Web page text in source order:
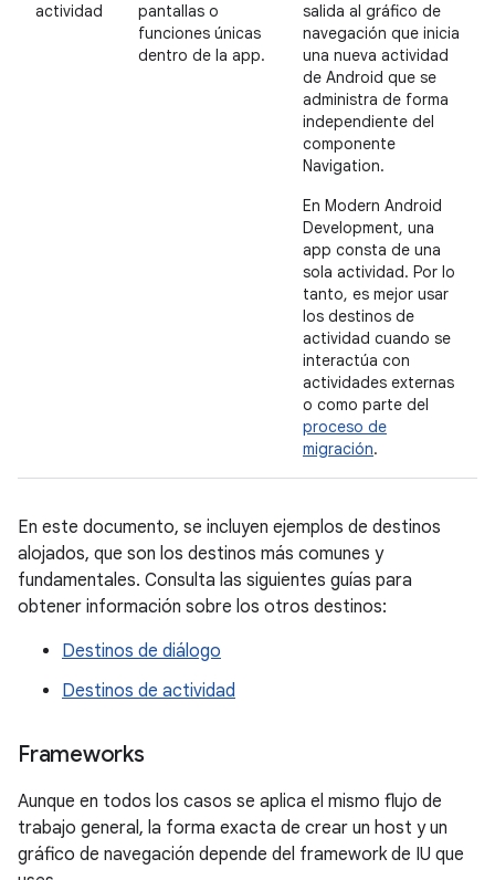
actividad
pantallas o
funciones únicas
dentro de la app.
salida al gráfico de
navegación que inicia
una nueva actividad
de Android que se
administra de forma
independiente del
componente
Navigation.
En Modern Android
Development, una
app consta de una
sola actividad. Por lo
tanto, es mejor usar
los destinos de
actividad cuando se
interactúa con
actividades externas
o como parte del
proceso de
migración.
En este documento, se incluyen ejemplos de destinos
alojados, que son los destinos más comunes y
fundamentales. Consulta las siguientes guías para
obtener información sobre los otros destinos:
Destinos de diálogo
Destinos de actividad
Frameworks
Aunque en todos los casos se aplica el mismo flujo de
trabajo general, la forma exacta de crear un host y un
gráfico de navegación depende del framework de IU que